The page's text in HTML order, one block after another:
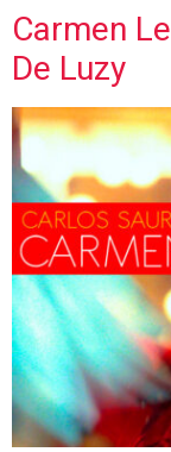
Carmen
De Luzy